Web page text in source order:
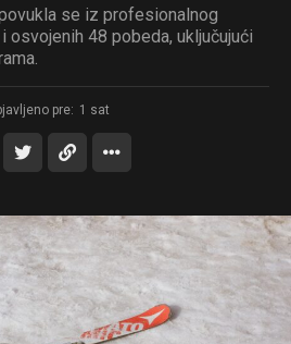
se iz profesionalnog
osvojenih 48 pobeda, uključujući
pre: 1 sat